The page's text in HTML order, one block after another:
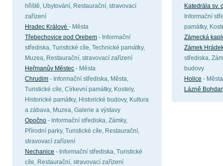
hřiště, Ubytování, Restaurační, stravovací
zařízení
Hradec Králové - Města
Třebechovice pod Orebem - Informační
střediska, Turistické cíle, Technické památky,
Muzea, Restaurační, stravovací zařízení
Heřmanův Městec - Města
Chrudim - Informační střediska, Města,
Turistické cíle, Církevní památky, Kostely,
Historické památky, Historické budovy, Kultura
a zábava, Muzea, Galerie a výstavy
Opočno - Informační střediska, Zámky,
Přírodní parky, Turistické cíle, Restaurační,
stravovací zařízení
Nechanice - Informační střediska, Turistické
cíle, Restaurační, stravovací zařízení
Katedrála sv.
Informační
památky,
Zámecká
Zámek
střediska,
budovy
Holice -
Lázně